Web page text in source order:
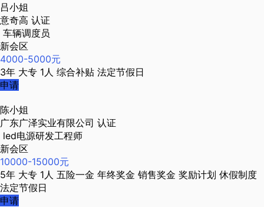
吕小姐
意奇高 认证
车辆调度员
新会区
4000-5000元
3年 大专 1人 综合补贴 法定节假日
申请
陈小姐
广东广泽实业有限公司 认证
led电源研发工程师
新会区
10000-15000元
5年 大专 1人 五险一金 年终奖金 销售奖金 奖励计划 休假制度
法定节假日
申请